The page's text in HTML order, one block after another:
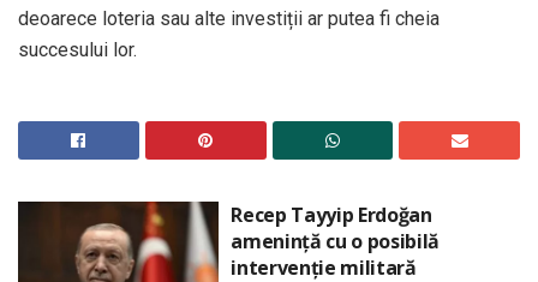
deoarece loteria sau alte investiții ar putea fi cheia
succesului lor.
Recep Tayyip Erdoğan
amenință cu o posibilă
intervenție militară